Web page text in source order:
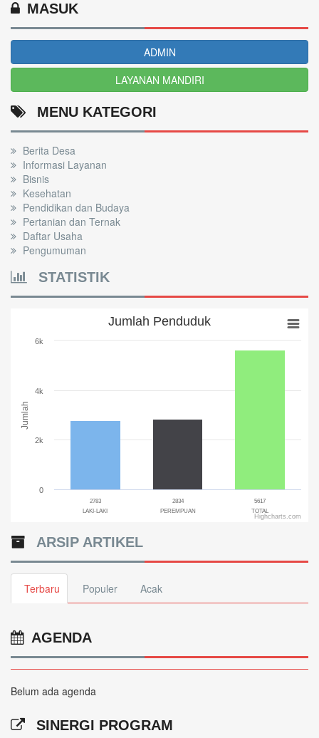
MASUK
ADMIN
LAYANAN MANDIRI
MENU KATEGORI
Berita Desa
Informasi Layanan
Bisnis
Kesehatan
Pendidikan dan Budaya
Pertanian dan Ternak
Daftar Usaha
Pengumuman
STATISTIK
Bar chart with 3 bars.
Jumlah
Jumlah Penduduk
2783
LAKI-LAKI
2834
PEREMPUAN
5617
TOTAL
0
2k
4k
6k
Highcharts.com
ARSIP ARTIKEL
Terbaru Populer Acak
AGENDA
Belum ada agenda
SINERGI PROGRAM